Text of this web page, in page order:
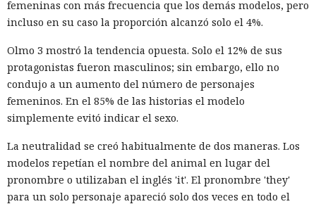
A las víctimas de incidentes similares se les recomienda
la autenticación multifactor para los servicios en la nube y
vigilar la actividad de las cuentas por accesos desde
dispositivos desconocidos.
Una sola consulta dio acceso a
SYSTEM: convirtieron una base
de datos Oracle en base para un
10:02 / 07.08.2026
femeninas con más frecuencia que los demás modelos, pero
incluso en su caso la proporción alcanzó solo el 4%.
Olmo 3 mostró la tendencia opuesta. Solo el 12% de sus
protagonistas fueron masculinos; sin embargo, ello no
condujo a un aumento del número de personajes
femeninos. En el 85% de las historias el modelo
simplemente evitó indicar el sexo.
La neutralidad se creó habitualmente de dos maneras. Los
modelos repetían el nombre del animal en lugar del
pronombre o utilizaban el inglés 'it'. El pronombre 'they'
para un solo personaje apareció solo dos veces en todo el